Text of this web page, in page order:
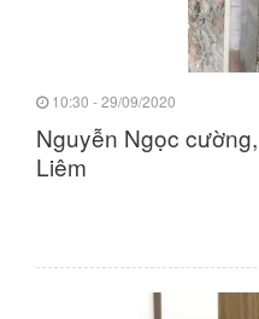
10:30 - 29/09/2020
Nguyễn Ngọc
Liêm